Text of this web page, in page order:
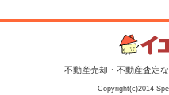
不動産売却・不動産査定
Copyright(c)2014